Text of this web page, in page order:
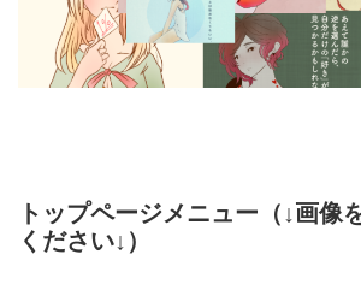
トップページメニュー（↓画像
ください↓）